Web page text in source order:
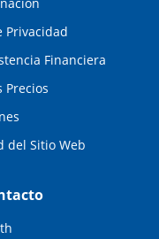
Privacidad
Financiera
Precios
del Sitio Web